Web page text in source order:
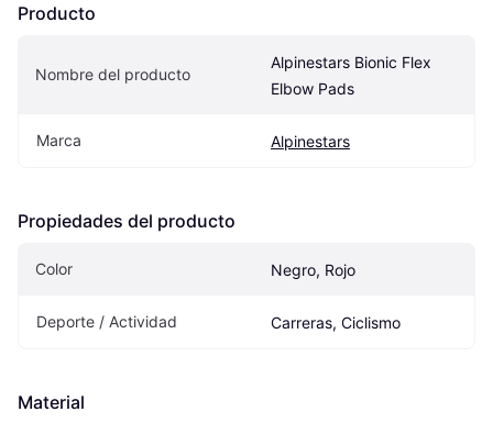
Producto
Nombre del producto
Alpinestars Bionic Flex
Elbow Pads
Marca Alpinestars
Propiedades del producto
Color Negro, Rojo
Deporte / Actividad Carreras, Ciclismo
Material